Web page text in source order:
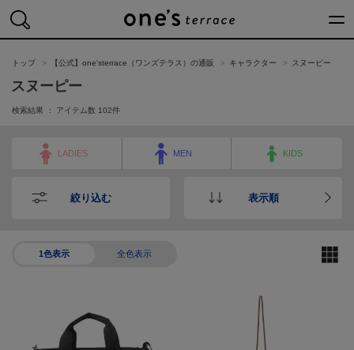
トップページ
店舗一覧
採用情報
Instagram
Facebook
トップ 【公式】one'sterrace（ワンズテラス）の通販 キャラクター スヌーピー
スヌーピー
検索結果 ： アイテム数 102件
LADIES MEN KIDS
絞り込む 表示順
1色表示 全色表示